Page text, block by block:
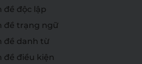
đề độc lập
đề trạng ngữ
đề danh từ
đề điều kiện